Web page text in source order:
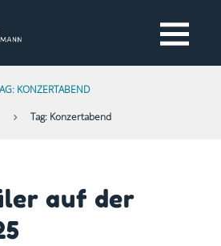
KONZERTABEND
Tag: Konzertabend
auf der